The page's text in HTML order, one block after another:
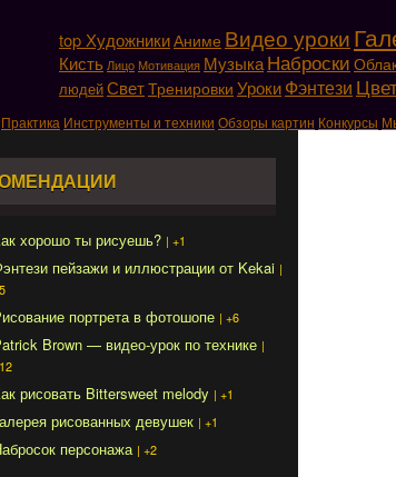
top ХудожникиАниме Видео уроки
Кисть Лицо Мотивация МузыкаНаброски
людейСветТренировки УрокиФэнтези
Практика Инструменты и техники Обзоры картин Конкурсы
хорошо ты рисуешь? | +1
пейзажи и иллюстрации от Kekai |
портрета в фотошопе | +6
Brown — видео-урок по технике |
рисовать Bittersweet melody | +1
рисованных девушек | +1
персонажа | +2